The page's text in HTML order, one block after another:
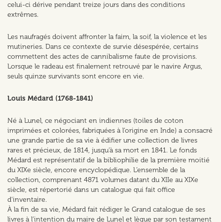
celui-ci dérive pendant treize jours dans des conditions
extrêmes.
Les naufragés doivent affronter la faim, la soif, la violence et les
mutineries. Dans ce contexte de survie désespérée, certains
commettent des actes de cannibalisme faute de provisions.
Lorsque le radeau est finalement retrouvé par le navire Argus,
seuls quinze survivants sont encore en vie.
Louis Médard (1768-1841)
Né à Lunel, ce négociant en indiennes (toiles de coton
imprimées et colorées, fabriquées à l’origine en Inde) a consacré
une grande partie de sa vie à édifier une collection de livres
rares et précieux, de 1814, jusqu’à sa mort en 1841. Le fonds
Médard est représentatif de la bibliophilie de la première moitié
du XIXe siècle, encore encyclopédique. L’ensemble de la
collection, comprenant 4871 volumes datant du XIIe au XIXe
siècle, est répertorié dans un catalogue qui fait office
d’inventaire.
À la fin de sa vie, Médard fait rédiger le Grand catalogue de ses
livres à l’intention du maire de Lunel et lègue par son testament